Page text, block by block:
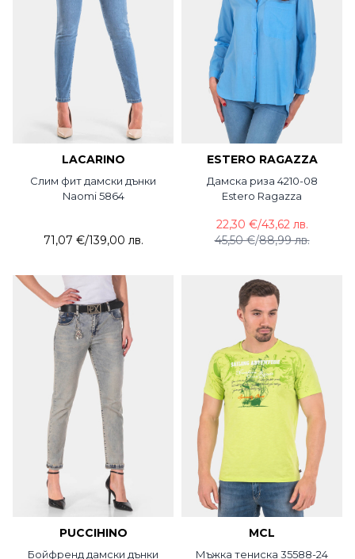
LACARINO
Слим фит дамски дънки
Naomi 5864
71,07 €/139,00 лв.
ESTERO RAGAZZA
Дамска риза 4210-08
Estero Ragazza
45,50 €/88,99 лв.
22,30 €/43,62 лв.
PUCCIHINO
Бойфренд дамски дънки
MCL
Мъжка тениска 35588-24